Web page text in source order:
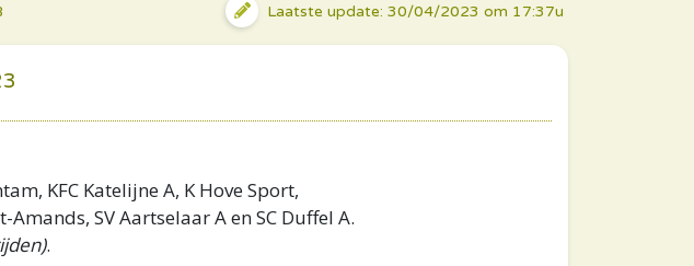
Laatste update: 30/04/2023 om 17:37u
KFC Katelijne A, K Hove Sport,
Amands, SV Aartselaar A en SC Duffel A.
.